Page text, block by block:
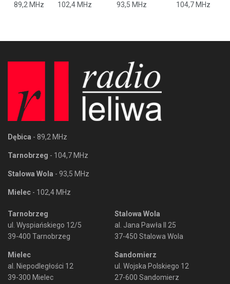
89,2 MHz
102,4 MHz 93,5 MHz 104,7 MHz
Dębica - 89,2 MHz
Tarnobrzeg - 104,7 MHz
Stalowa Wola - 93,5 MHz
Mielec - 102,4 MHz
Tarnobrzeg
ul. Wyspiańskiego 12/5
39-400 Tarnobrzeg
Mielec
al. Niepodległości 12
39-300 Mielec
Stalowa Wola
al. Jana Pawła II 25
37-450 Stalowa Wola
Sandomierz
ul. Wojska Polskiego 12
27-600 Sandomierz